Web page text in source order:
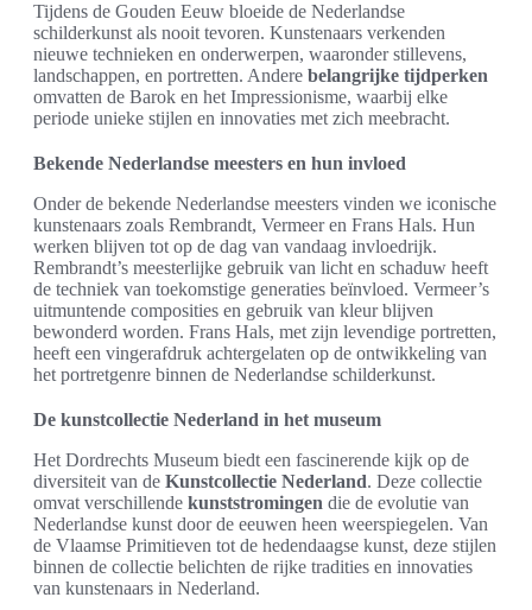
Tijdens de Gouden Eeuw bloeide de Nederlandse
schilderkunst als nooit tevoren. Kunstenaars verkenden
nieuwe technieken en onderwerpen, waaronder stillevens,
landschappen, en portretten. Andere belangrijke tijdperken
omvatten de Barok en het Impressionisme, waarbij elke
periode unieke stijlen en innovaties met zich meebracht.
Bekende Nederlandse meesters en hun invloed
Onder de bekende Nederlandse meesters vinden we iconische
kunstenaars zoals Rembrandt, Vermeer en Frans Hals. Hun
werken blijven tot op de dag van vandaag invloedrijk.
Rembrandt’s meesterlijke gebruik van licht en schaduw heeft
de techniek van toekomstige generaties beïnvloed. Vermeer’s
uitmuntende composities en gebruik van kleur blijven
bewonderd worden. Frans Hals, met zijn levendige portretten,
heeft een vingerafdruk achtergelaten op de ontwikkeling van
het portretgenre binnen de Nederlandse schilderkunst.
De kunstcollectie Nederland in het museum
Het Dordrechts Museum biedt een fascinerende kijk op de
diversiteit van de Kunstcollectie Nederland. Deze collectie
omvat verschillende kunststromingen die de evolutie van
Nederlandse kunst door de eeuwen heen weerspiegelen. Van
de Vlaamse Primitieven tot de hedendaagse kunst, deze stijlen
binnen de collectie belichten de rijke tradities en innovaties
van kunstenaars in Nederland.